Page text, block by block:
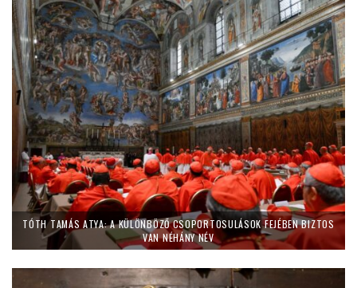
TÓTH TAMÁS ATYA: A KÜLÖNBÖZŐ CSOPORTOSULÁSOK FEJÉBEN BIZTOS
VAN NÉHÁNY NÉV